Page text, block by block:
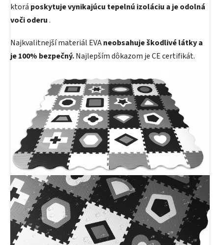
ktorá poskytuje vynikajúcu tepelnú izoláciu a je odolná
voči oderu.
Najkvalitnejší materiál EVAneobsahuje škodlivé látky a
je 100% bezpečný.Najlepším dôkazom je CE certifikát.